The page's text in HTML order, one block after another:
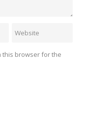
this browser for the